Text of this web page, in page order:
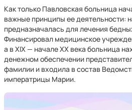
Как только Павловская больница
важные принципы ее деятельности:
предназначалась для лечения
Финансировал медицинское
а в ХIХ — начале ХХ века больница
денежном обеспечении
фамилии и входила в состав
императрицы Марии.